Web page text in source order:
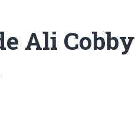
Ali Cobby